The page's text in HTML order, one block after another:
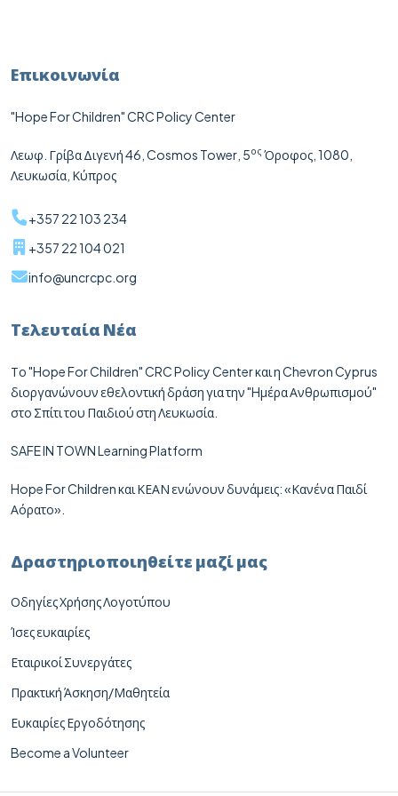
Επικοινωνία
"Hope For Children" CRC Policy Center
Λεωφ. Γρίβα Διγενή 46, Cosmos Tower , 5ος Όροφος, 1080,
Λευκωσία, Κύπρος
+357 22 103 234
+357 22 104 021
info@uncrcpc.org
Τελευταία Νέα
Το "Hope For Children" CRC Policy Center και η Chevron Cyprus
διοργανώνουν εθελοντική δράση για την "Hμέρα Ανθρωπισμού"
στο Σπίτι του Παιδιού στη Λευκωσία.
SAFE IN TOWN Learning Platform
Hope For Children και ΚΕΑΝ ενώνουν δυνάμεις: «Κανένα Παιδί
Αόρατο».
Δραστηριοποιηθείτε μαζί μας
Οδηγίες Χρήσης Λογοτύπου
Ίσες ευκαιρίες
Εταιρικοί Συνεργάτες
Πρακτική Άσκηση/Μαθητεία
Ευκαιρίες Εργοδότησης
Become a Volunteer